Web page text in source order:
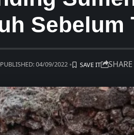
Sebelum
PUBLISHED: 04/09/2022 SHARE